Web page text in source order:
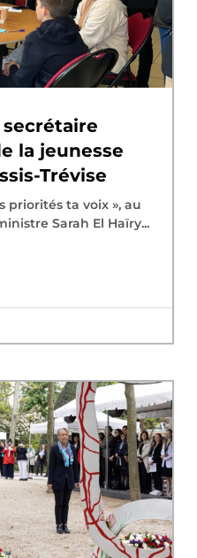
la jeunesse
Trévise
priorités ta voix », au
Sarah El Haïry...